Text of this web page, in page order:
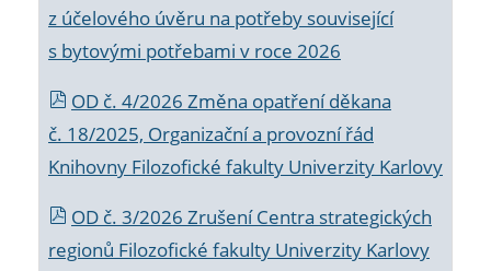
z účelového úvěru na potřeby související
s bytovými potřebami v roce 2026
OD č. 4/2026 Změna opatření děkana
č. 18/2025, Organizační a provozní řád
Knihovny Filozofické fakulty Univerzity Karlovy
OD č. 3/2026 Zrušení Centra strategických
regionů Filozofické fakulty Univerzity Karlovy